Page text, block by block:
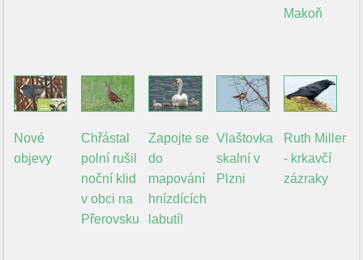
Makoň
Nové
objevy
Chřástal
polní rušil
noční klid
v obci na
Přerovsku
Zapojte se
do
mapování
hnízdících
labutí!
Vlaštovka
skalní v
Plzni
Ruth Miller
- krkavčí
zázraky